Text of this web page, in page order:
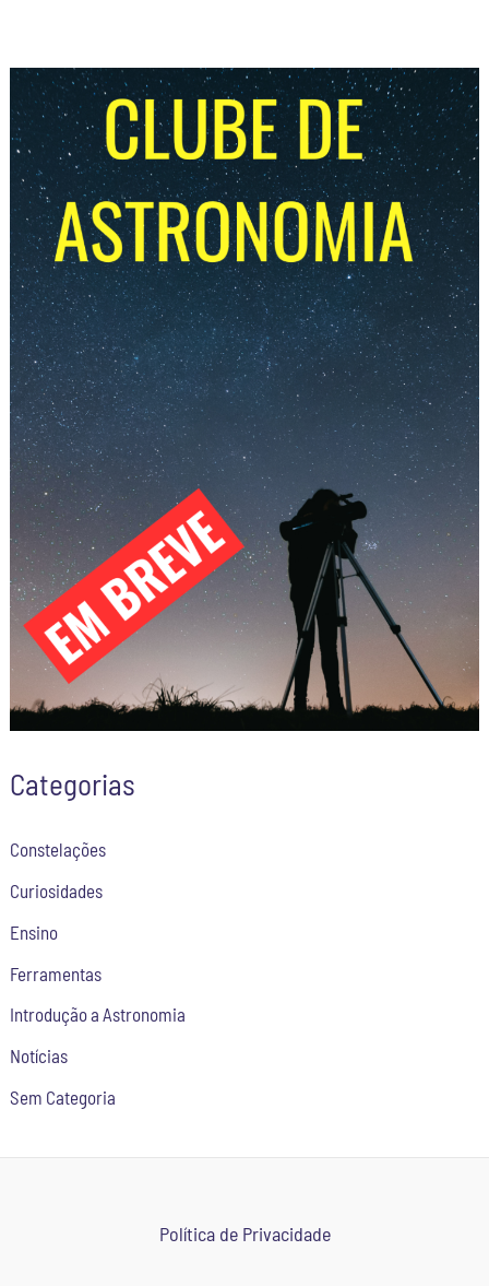
Categorias
Constelações
Curiosidades
Ensino
Ferramentas
Introdução a Astronomia
Notícias
Sem Categoria
Política de Privacidade